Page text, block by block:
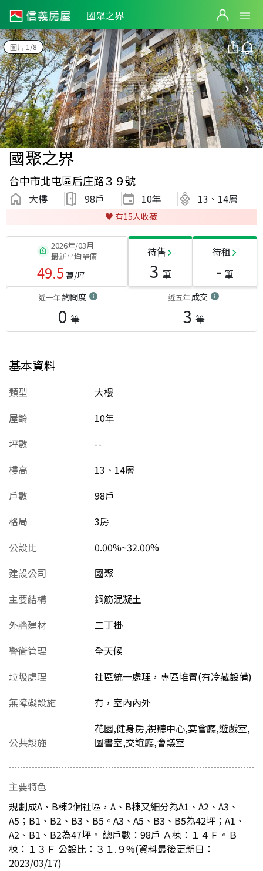
國聚之界
圖片 1/8
國聚之界
台中市北屯區后庄路３９號
大樓 98戶 10年 13、14層
♥️ 有15人收藏
2026年/03月
最新平均單價
49.5 萬/坪
待售
3 筆
待租
- 筆
近一年詢問度
0 筆
近五年成交
3 筆
基本資料
類型
大樓
屋齡
10年
坪數
--
樓高
13、14層
戶數
98戶
格局
3房
公設比
0.00%~32.00%
建設公司
國聚
主要結構
鋼筋混凝土
外牆建材
二丁掛
警衛管理
全天候
垃圾處理
社區統一處理，專區堆置(有冷藏設備)
無障礙設施
有，室內內外
公共設施
花園,健身房,視聽中心,宴會廳,遊戲室,
圖書室,交誼廳,會議室
主要特色
規劃成A、B棟2個社區，A、B棟又細分為A1、A2、A3、
A5；B1、B2、B3、B5。A3、A5、B3、B5為42坪；A1、
A2、B1、B2為47坪。 總戶數：98戶 Ａ棟：１４Ｆ。Ｂ
棟：１３Ｆ 公設比：３１.９%(資料最後更新日：
2023/03/17)